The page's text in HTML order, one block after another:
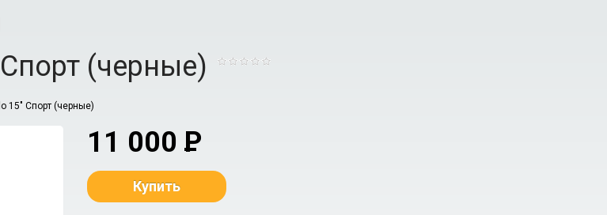
(черные)
15" Спорт (черные)
11 000 P
Купить